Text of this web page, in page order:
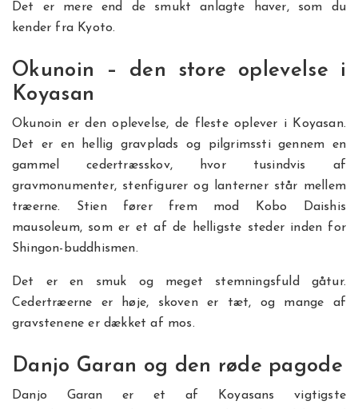
Det er mere end de smukt anlagte haver, som du
kender fra Kyoto.
Okunoin – den store oplevelse i
Koyasan
Okunoin er den oplevelse, de fleste oplever i Koyasan.
Det er en hellig gravplads og pilgrimssti gennem en
gammel cedertræsskov, hvor tusindvis af
gravmonumenter, stenfigurer og lanterner står mellem
træerne. Stien fører frem mod Kobo Daishis
mausoleum, som er et af de helligste steder inden for
Shingon-buddhismen.
Det er en smuk og meget stemningsfuld gåtur.
Cedertræerne er høje, skoven er tæt, og mange af
gravstenene er dækket af mos.
Danjo Garan og den røde pagode
Danjo Garan er et af Koyasans vigtigste